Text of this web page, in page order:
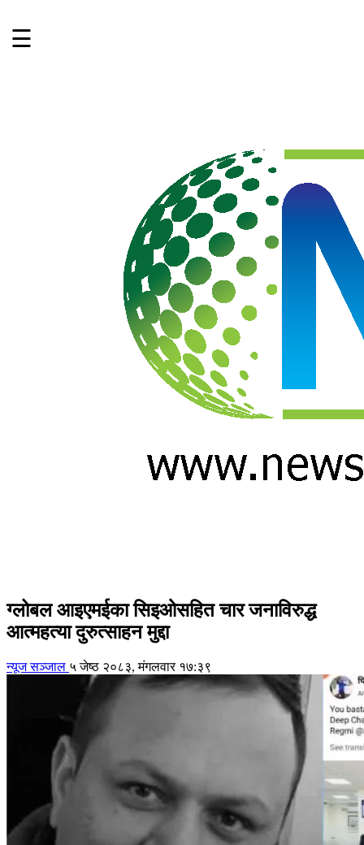
☰
ग्लोबल आइएमईका सिइओसहित चार जनाविरुद्ध
आत्महत्या दुरुत्साहन मुद्दा
न्यूज सञ्जाल ५ जेष्ठ २०८३, मंगलवार १७:३९